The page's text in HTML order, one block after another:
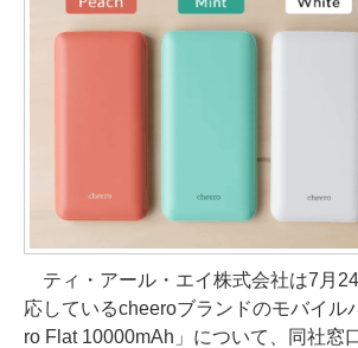
ティ・アール・エイ株式会社は7月
応しているcheeroブランドのモバイル
ro Flat 10000mAh」について、同社窓